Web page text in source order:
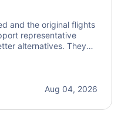
and the original flights
representative
alternatives. They
I'm grateful for the
Aug 04, 2026